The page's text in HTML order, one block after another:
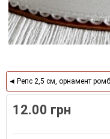
Репс 2,5 см, орнамент
12.00 грн